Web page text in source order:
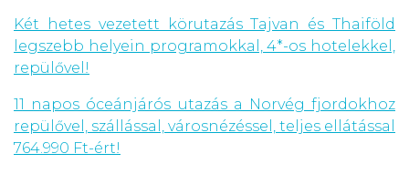
Két hetes vezetett körutazás Tajvan és Thaiföld
legszebb helyein programokkal, 4*-os hotelekkel,
repülővel!
11 napos óceánjárós utazás a Norvég fjordokhoz
repülővel, szállással, városnézéssel, teljes ellátással
764.990 Ft-ért!